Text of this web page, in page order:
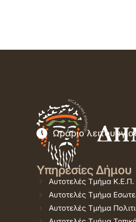
Ωράριο
Υπηρεσίες Δήμου
Αυτοτελές Τμήμα Κ.Ε.Π.
Αυτοτελές Τμήμα
Αυτοτελές Τμήμα